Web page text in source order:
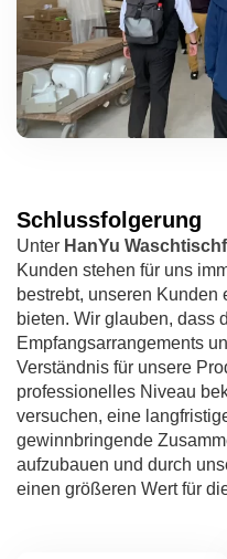
Schlussfolgerung
Unter HanYu
Kunden stehen für uns
bestrebt, unseren
bieten. Wir glauben, dass
Empfangsarrangements
Verständnis für unsere
professionelles Niveau
versuchen, eine
gewinnbringende
aufzubauen und durch
einen größeren Wert für